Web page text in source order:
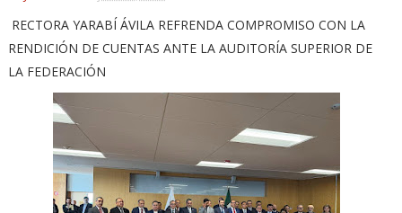
RECTORA YARABÍ ÁVILA REFRENDA COMPROMISO CON LA
RENDICIÓN DE CUENTAS ANTE LA AUDITORÍA SUPERIOR DE
LA FEDERACIÓN